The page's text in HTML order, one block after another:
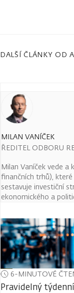
DALŠÍ ČLÁNKY OD
MILAN VANÍČEK
ŘEDITEL ODBORU
Milan Vaníček vede a
finančních trhů),
sestavuje investiční
ekonomického a
6-MINUTOVÉ
Pravidelný